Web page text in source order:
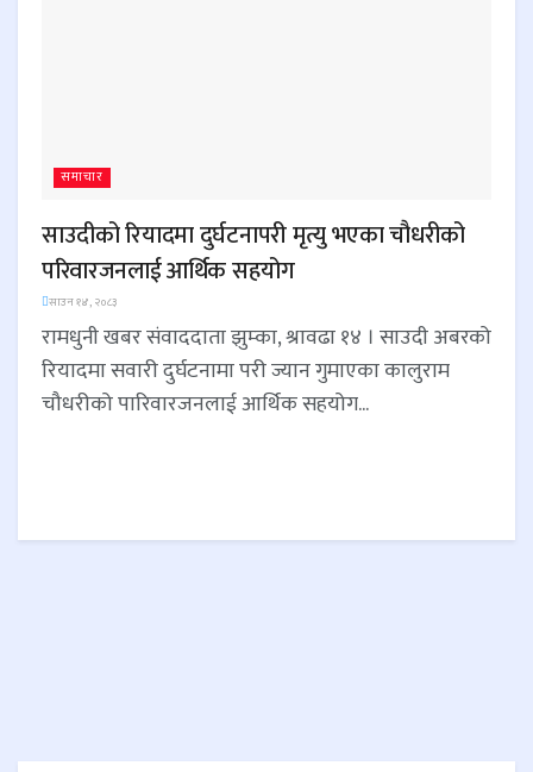
समाचार
साउदीको रियादमा दुर्घटनापरी मृत्यु भएका चौधरीको
परिवारजनलाई आर्थिक सहयोग
साउन १४, २०८३
रामधुनी खबर संवाददाता झुम्का, श्रावढा १४ । साउदी अबरको
रियादमा सवारी दुर्घटनामा परी ज्यान गुमाएका कालुराम
चौधरीको पारिवारजनलाई आर्थिक सहयोग...